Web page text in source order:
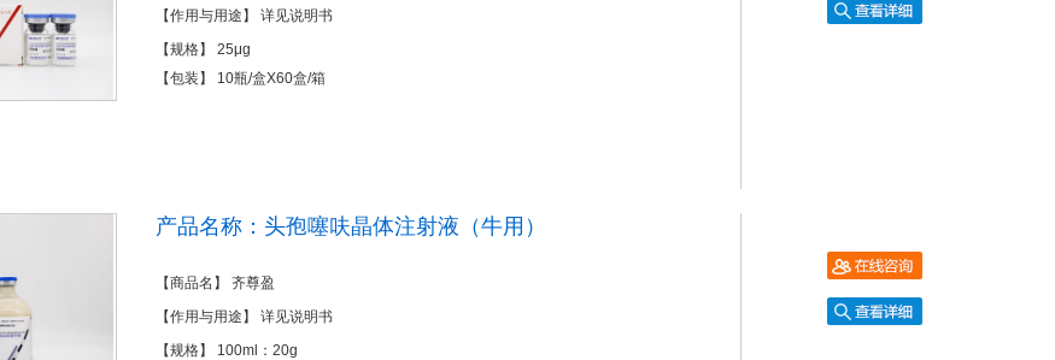
【作用与用途】 详见说明书
【规格】 25μg
【包装】 10瓶/盒X60盒/箱
产品名称：头孢噻呋晶体注射液（牛用）
【商品名】 齐尊盈
【作用与用途】 详见说明书
【规格】 100ml：20g